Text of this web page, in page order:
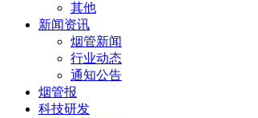
其他
新闻资讯
烟管新闻
行业动态
通知公告
烟管报
科技研发